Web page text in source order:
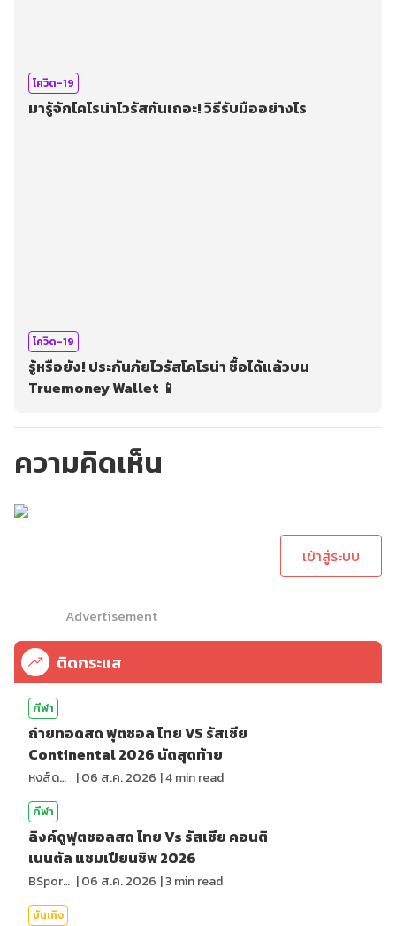
โควิด-19
มารู้จักโคโรน่าไวรัสกันเถอะ! วิธีรับมืออย่างไร
โควิด-19
รู้หรือยัง! ประกันภัยไวรัสโคโรน่า ซื้อได้แล้วบน
Truemoney Wallet 📱
ความคิดเห็น
เข้าสู่ระบบ
Advertisement
ติดกระแส
กีฬา
ถ่ายทอดสด ฟุตซอล ไทย VS รัสเซีย
Continental 2026 นัดสุดท้าย
หงส์ดรุณ |06 ส.ค. 2026 |4min read
กีฬา
ลิงค์ดูฟุตซอลสด ไทย Vs รัสเซีย คอนติ
เนนตัล แชมเปียนชิพ 2026
BSports8 |06 ส.ค. 2026 |3min read
บันเทิง